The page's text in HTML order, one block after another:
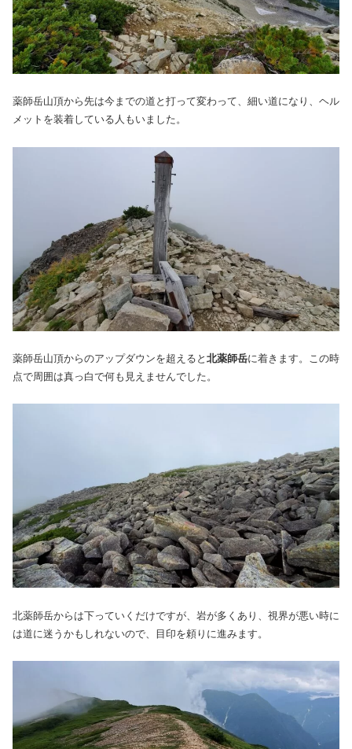
薬師岳山頂から先は今までの道と打って変わって、細い道になり、ヘル
メットを装着している人もいました。
薬師岳山頂からのアップダウンを超えると 北薬師岳に着きます。この時
点で周囲は真っ白で何も見えませんでした。
北薬師岳からは下っていくだけですが、岩が多くあり、視界が悪い時に
は道に迷うかもしれないので、目印を頼りに進みます。